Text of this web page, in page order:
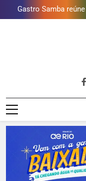
Lins em
Shopping Grande
vinho
Obra garante a
presentear o seu pai.
Gastro Samba
Lins em
Shopping Grande
Obra garante a
de água